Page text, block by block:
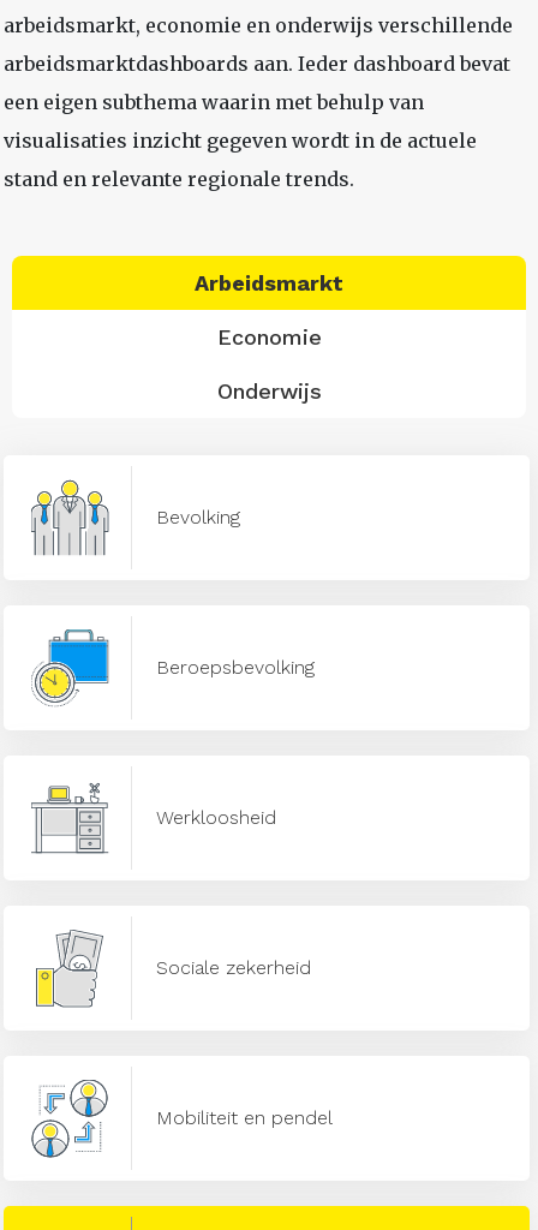
arbeidsmarkt, economie en onderwijs verschillende
arbeidsmarktdashboards aan. Ieder dashboard bevat
een eigen subthema waarin met behulp van
visualisaties inzicht gegeven wordt in de actuele
stand en relevante regionale trends.
Arbeidsmarkt
Economie
Onderwijs
Bevolking
Beroepsbevolking
Werkloosheid
Sociale zekerheid
Mobiliteit en pendel